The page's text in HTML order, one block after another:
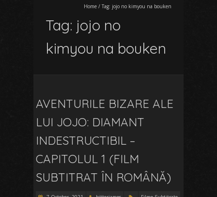
Home / Tag: jojo no kimyou na bouken
Tag: jojo no
kimyou na bouken
AVENTURILE BIZARE ALE
LUI JOJO: DIAMANT
INDESTRUCTIBIL –
CAPITOLUL 1 (FILM
SUBTITRAT ÎN ROMÂNĂ)